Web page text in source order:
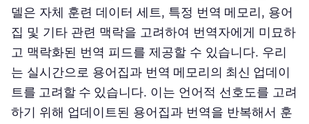
델은 자체 훈련 데이터 세트, 특정 번역 메모리, 용어
집 및 기타 관련 맥락을 고려하여 번역자에게 미묘하
고 맥락화된 번역 피드를 제공할 수 있습니다. 우리
는 실시간으로 용어집과 번역 메모리의 최신 업데이
트를 고려할 수 있습니다. 이는 언어적 선호도를 고려
하기 위해 업데이트된 용어집과 번역을 반복해서 훈